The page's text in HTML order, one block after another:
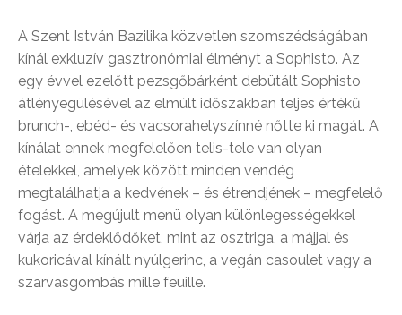
A Szent István Bazilika közvetlen szomszédságában
kínál exkluzív gasztronómiai élményt a Sophisto. Az
egy évvel ezelőtt pezsgőbárként debütált Sophisto
átlényegülésével az elmúlt időszakban teljes értékű
brunch-, ebéd- és vacsorahelyszínné nőtte ki magát. A
kínálat ennek megfelelően telis-tele van olyan
ételekkel, amelyek között minden vendég
megtalálhatja a kedvének – és étrendjének – megfelelő
fogást. A megújult menü olyan különlegességekkel
várja az érdeklődőket, mint az osztriga, a májjal és
kukoricával kínált nyúlgerinc, a vegán casoulet vagy a
szarvasgombás mille feuille.